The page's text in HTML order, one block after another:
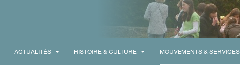
ACTUALITÉS HISTOIRE & CULTURE MOUVEMENTS & SERVICES